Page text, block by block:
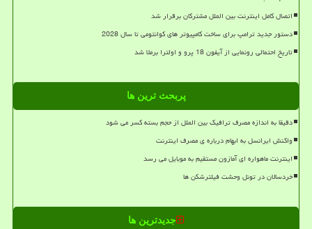
اتصال کامل اینترنت بین الملل مشترکان برقرار شد
دستور جدید ترامپ برای ساخت کامپیوتر های کوانتومی تا سال 2028
تاریخ احتمالی رونمایی از آیفون 18 پرو و اولترا برملا شد
پربحث ترین ها
دقیقا به اندازه مصرف ترافیک بین الملل از حجم بسته کسر می شود
واکنش ایرانسل به ابهام درباره ی مصرف اینترنت
اینترنت ماهواره ای آمازون مستقیم به موبایل می رسد
خردسالان در تونل وحشت فیلترشکن ها
جدیدترین ها